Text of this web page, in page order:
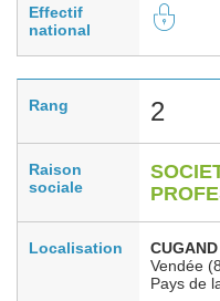
Effectif
national
Rang 2
Raison
sociale
Localisation
CUGAND
Vendée
Pays de